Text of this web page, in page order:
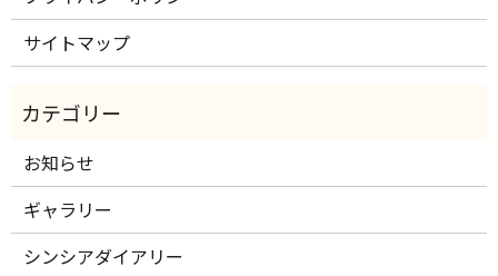
サイトマップ
お知らせ
ギャラリー
シンシアダイアリー